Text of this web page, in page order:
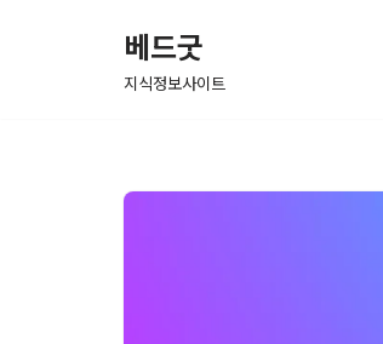
베드굿
지식정보사이트